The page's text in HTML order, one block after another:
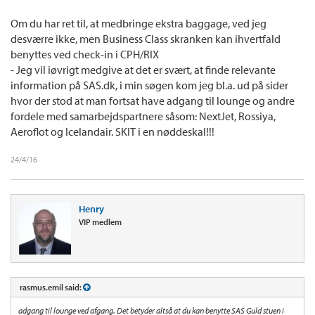
Om du har ret til, at medbringe ekstra baggage, ved jeg
desværre ikke, men Business Class skranken kan ihvertfald
benyttes ved check-in i CPH/RIX
- Jeg vil iøvrigt medgive at det er svært, at finde relevante
information på SAS.dk, i min søgen kom jeg bl.a. ud på sider
hvor der stod at man fortsat have adgang til lounge og andre
fordele med samarbejdspartnere såsom: NextJet, Rossiya,
Aeroflot og Icelandair. SKIT i en nøddeskal!!!
24/4/16
Henry
VIP medlem
rasmus.emil said:
adgang til lounge ved afgang. Det betyder altså at du kan benytte SAS Guld stuen i